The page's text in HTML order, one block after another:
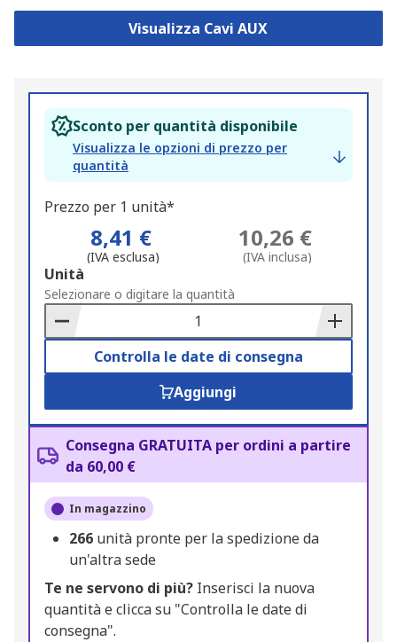
Visualizza Cavi AUX
Sconto per quantità disponibile
Visualizza le opzioni di prezzo per
quantità
Prezzo per 1 unità*
8,41 €
(IVA esclusa)
10,26 €
(IVA inclusa)
Add
to
Basket
Unità
Selezionare o digitare la quantità
Controlla le date di consegna
Aggiungi
Consegna GRATUITA per ordini a partire
da 60,00 €
In magazzino
266 unità pronte per la spedizione da
un'altra sede
Te ne servono di più? Inserisci la nuova
quantità e clicca su "Controlla le date di
consegna".